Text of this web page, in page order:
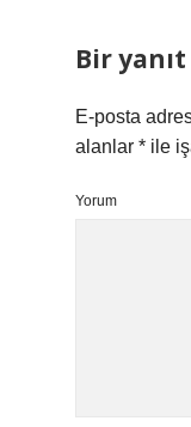
Bir yanıt
E-posta
alanlar * ile
Yorum